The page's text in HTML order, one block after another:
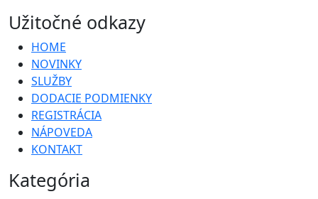
Užitočné odkazy
HOME
NOVINKY
SLUŽBY
DODACIE PODMIENKY
REGISTRÁCIA
NÁPOVEDA
KONTAKT
Kategória